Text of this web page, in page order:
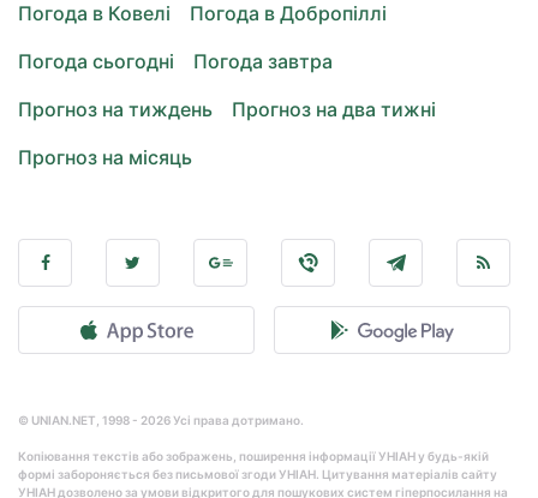
Погода в Ковелі
Погода в Добропіллі
Погода сьогодні
Погода завтра
Прогноз на тиждень
Прогноз на два тижні
Прогноз на місяць
© UNIAN.NET, 1998 - 2026 Усі права дотримано.
Копіювання текстів або зображень, поширення інформації УНІАН у будь-якій
формі забороняється без письмової згоди УНІАН. Цитування матеріалів сайту
УНІАН дозволено за умови відкритого для пошукових систем гіперпосилання на